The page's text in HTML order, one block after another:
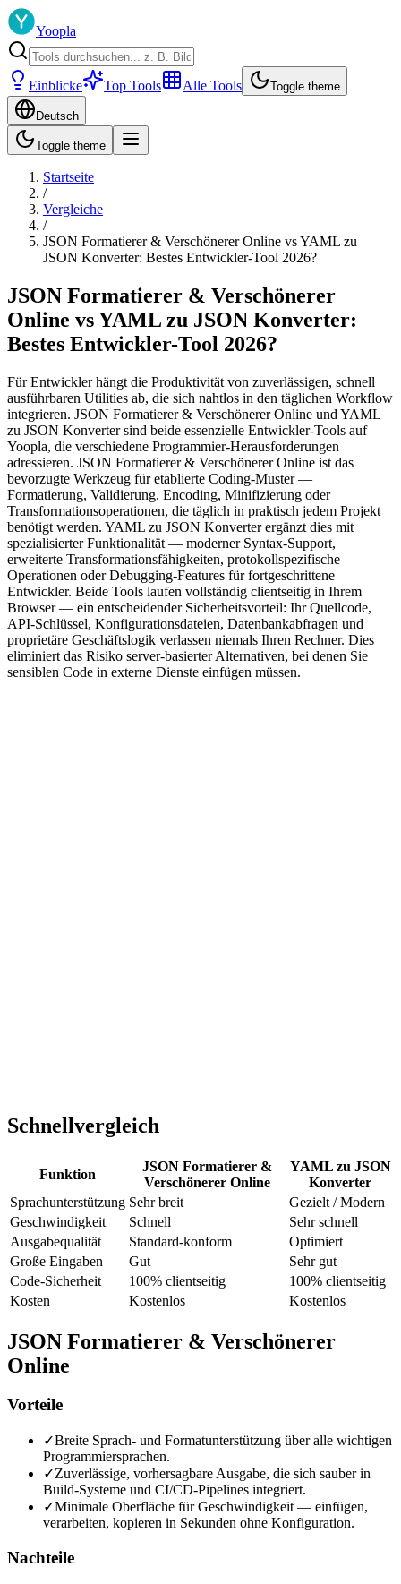
Yoopla
Einblicke Top Tools Alle Tools Toggle theme
Deutsch
Toggle theme
Startseite
/
Vergleiche
/
JSON Formatierer & Verschönerer Online vs YAML zu
JSON Konverter: Bestes Entwickler-Tool 2026?
JSON Formatierer & Verschönerer
Online vs YAML zu JSON Konverter:
Bestes Entwickler-Tool 2026?
Für Entwickler hängt die Produktivität von zuverlässigen, schnell
ausführbaren Utilities ab, die sich nahtlos in den täglichen Workflow
integrieren. JSON Formatierer & Verschönerer Online und YAML
zu JSON Konverter sind beide essenzielle Entwickler-Tools auf
Yoopla, die verschiedene Programmier-Herausforderungen
adressieren. JSON Formatierer & Verschönerer Online ist das
bevorzugte Werkzeug für etablierte Coding-Muster —
Formatierung, Validierung, Encoding, Minifizierung oder
Transformationsoperationen, die täglich in praktisch jedem Projekt
benötigt werden. YAML zu JSON Konverter ergänzt dies mit
spezialisierter Funktionalität — moderner Syntax-Support,
erweiterte Transformationsfähigkeiten, protokollspezifische
Operationen oder Debugging-Features für fortgeschrittene
Entwickler. Beide Tools laufen vollständig clientseitig in Ihrem
Browser — ein entscheidender Sicherheitsvorteil: Ihr Quellcode,
API-Schlüssel, Konfigurationsdateien, Datenbankabfragen und
proprietäre Geschäftslogik verlassen niemals Ihren Rechner. Dies
eliminiert das Risiko server-basierter Alternativen, bei denen Sie
sensiblen Code in externe Dienste einfügen müssen.
Schnellvergleich
Funktion
JSON Formatierer &
Verschönerer Online
YAML zu JSON
Konverter
Sprachunterstützung Sehr breit
Gezielt / Modern
Geschwindigkeit
Schnell
Sehr schnell
Ausgabequalität
Standard-konform
Optimiert
Große Eingaben
Gut
Sehr gut
Code-Sicherheit
100% clientseitig
100% clientseitig
Kosten
Kostenlos Kostenlos
JSON Formatierer & Verschönerer
Online
Vorteile
✓Breite Sprach- und Formatunterstützung über alle wichtigen
Programmiersprachen.
✓Zuverlässige, vorhersagbare Ausgabe, die sich sauber in
Build-Systeme und CI/CD-Pipelines integriert.
✓Minimale Oberfläche für Geschwindigkeit — einfügen,
verarbeiten, kopieren in Sekunden ohne Konfiguration.
Nachteile